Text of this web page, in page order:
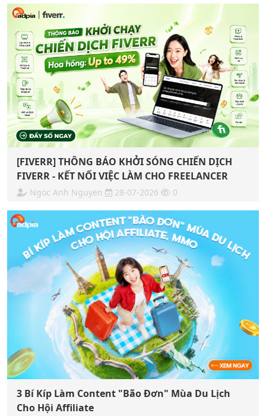
[FIVERR] THÔNG BÁO KHỞI SÓNG CHIẾN DỊCH
FIVERR - KẾT NỐI VIỆC LÀM CHO FREELANCER
Ngoc Anh Nguyen 28-07-2026 0
3 Bí Kíp Làm Content "Bão Đơn" Mùa Du Lịch
Cho Hội Affiliate